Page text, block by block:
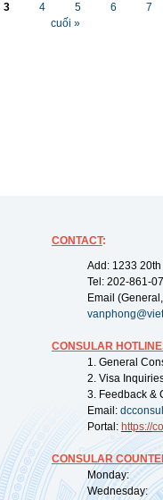
3 4 5 6
7
cuối »
CONTACT:
Add: 1233
Tel: 202-861-
Email
CONSULAR
1. General
2. Visa
3. Feedback &
Email:
Portal: https://
CONSULAR
Monday:
Wednesday: